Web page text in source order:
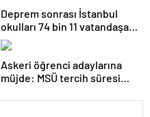
Deprem sonrası İstanbul
okulları 74 bin 11 vatandaşa
kapısını açtı
Askeri öğrenci adaylarına
müjde: MSÜ tercih süresi